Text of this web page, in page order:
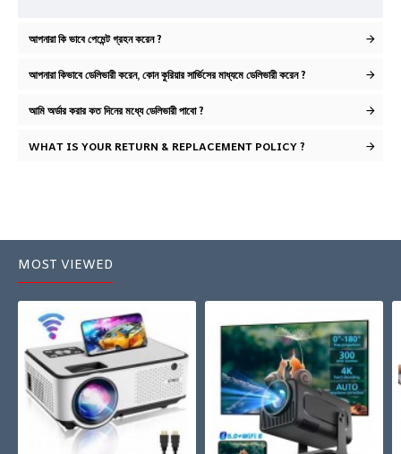
আপনারা কি ভাবে পেমেন্ট গ্রহন করেন ?
আপনারা কিভাবে ডেলিভারী করেন, কোন কুরিয়ার সার্ভিসের মাধ্যমে ডেলিভারী করেন ?
আমি অর্ডার করার কত দিনের মধ্যে ডেলিভারী পাবো ?
WHAT IS YOUR RETURN & REPLACEMENT POLICY ?
MOST VIEWED